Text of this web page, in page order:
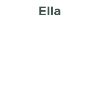
Ella